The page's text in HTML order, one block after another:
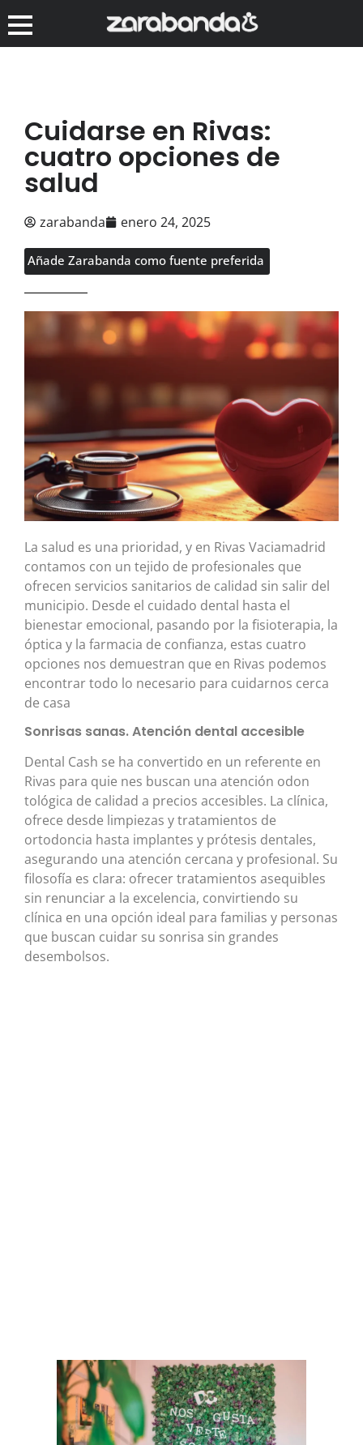
Cuidarse en Rivas:
cuatro opciones de
salud
zarabanda enero 24, 2025
Añade Zarabanda como fuente preferida
La salud es una prioridad, y en Rivas Vaciamadrid
contamos con un tejido de profesionales que
ofrecen servicios sanitarios de calidad sin salir del
municipio. Desde el cuidado dental hasta el
bienestar emocional, pasando por la fisioterapia, la
óptica y la farmacia de confianza, estas cuatro
opciones nos demuestran que en Rivas podemos
encontrar todo lo necesario para cuidarnos cerca
de casa
Sonrisas sanas. Atención dental accesible
Dental Cash se ha convertido en un referente en
Rivas para quie nes buscan una atención odon
tológica de calidad a precios accesibles. La clínica,
ofrece desde limpiezas y tratamientos de
ortodoncia hasta implantes y prótesis dentales,
asegurando una atención cercana y profesional. Su
filosofía es clara: ofrecer tratamientos asequibles
sin renunciar a la excelencia, convirtiendo su
clínica en una opción ideal para familias y personas
que buscan cuidar su sonrisa sin grandes
desembolsos.